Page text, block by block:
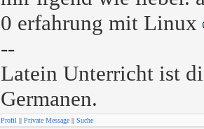
0 erfahrung mit Linux
--
Latein Unterricht ist
Germanen.
Profil || Private Message || Suche